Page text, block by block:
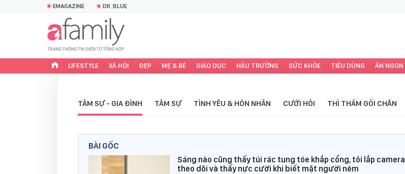
EMAGAZINE DR. BLUE
LIFESTYLE XÃ HỘI ĐẸP MẸ & BÉ GIÁO DỤC HẬU TRƯỜNG SỨC KHỎE TIÊU DÙNG ĂN NGON
TÂM SỰ - GIA ĐÌNH TÂM SỰ TÌNH YÊU & HÔN NHÂN CƯỚI HỎI THÌ THẦM GỐI CHĂN
BÀI GỐC
Sáng nào cũng thấy túi rác tung tóe khắp cổng, tôi lắp camera
theo dõi và thấy nực cười khi biết mặt người ném